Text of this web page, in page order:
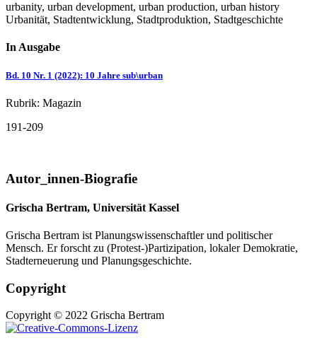
urbanity, urban development, urban production, urban history
Urbanität, Stadtentwicklung, Stadtproduktion, Stadtgeschichte
In Ausgabe
Bd. 10 Nr. 1 (2022): 10 Jahre sub\urban
Rubrik: Magazin
191-209
Autor_innen-Biografie
Grischa Bertram, Universität Kassel
Grischa Bertram ist Planungswissenschaftler und politischer
Mensch. Er forscht zu (Protest-)Partizipation, lokaler Demokratie,
Stadterneuerung und Planungsgeschichte.
Copyright
Copyright © 2022 Grischa Bertram